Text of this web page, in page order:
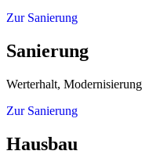
Zur Sanierung
Sanierung
Werterhalt,
Zur Sanierung
Hausbau